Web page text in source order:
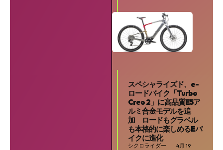
スペシャライズド、e-
ロードバイク「Turbo
Creo 2」に高品質E5ア
ルミ合金モデルを追
加 ロードもグラベル
も本格的に楽しめるEバ
イクに進化
シクロライダー 4月 19